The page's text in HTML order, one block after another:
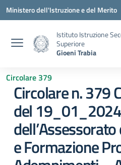
Vai ai contenuti
Vai al menu di navigazione
Vai al footer
Ministero dell'Istruzione e del Merito
Istituto Istruzione
Superiore
Gioeni Trabia
Circolare 379
Circolare n. 379
del 19_01_2024
e Formazione